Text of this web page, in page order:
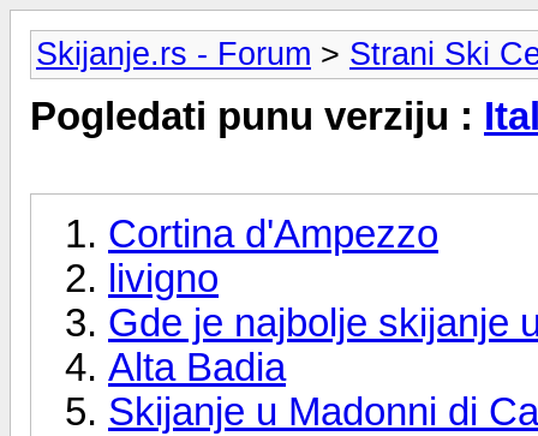
Skijanje.rs - Forum > Strani Ski
Pogledati punu verziju :
Cortina d'Ampezzo
livigno
Gde je najbolje skijanje
Alta Badia
Skijanje u Madonni di